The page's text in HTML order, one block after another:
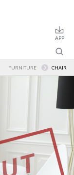
FURNITURE CHAIR